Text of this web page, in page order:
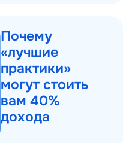
Почему
«лучшие
практики»
могут стоить
вам 40%
дохода